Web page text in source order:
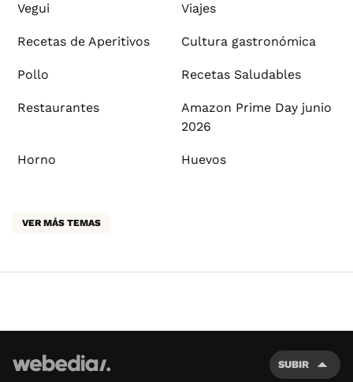
Vegui Viajes
Recetas de Aperitivos Cultura gastronómica
Pollo Recetas Saludables
Restaurantes
Amazon Prime Day junio
2026
Horno Huevos
VER MÁS TEMAS
SUBIR